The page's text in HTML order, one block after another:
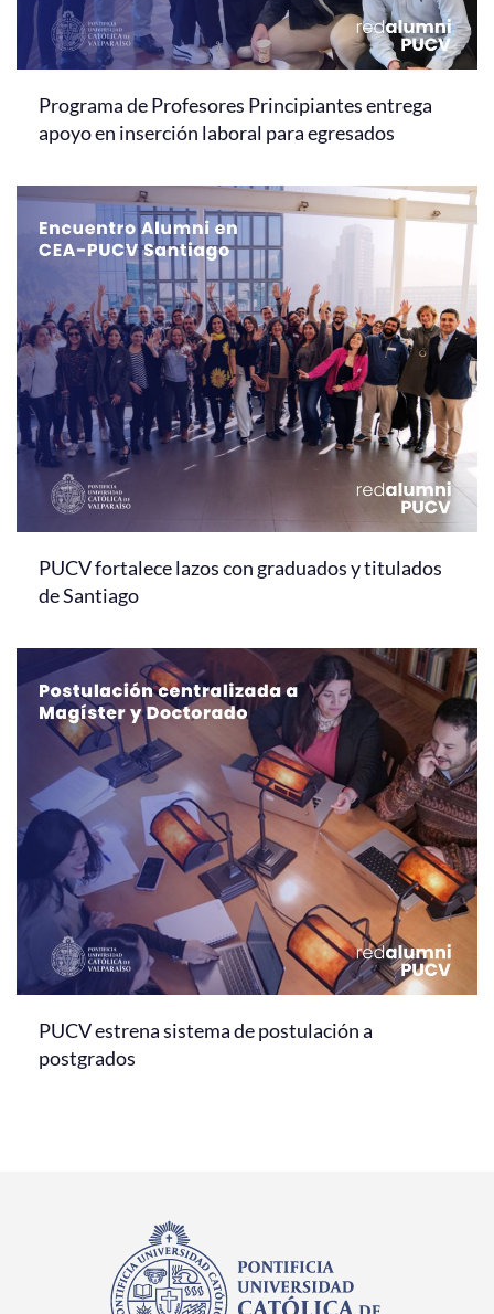
Programa de Profesores Principiantes entrega
apoyo en inserción laboral para egresados
PUCV fortalece lazos con graduados y titulados
de Santiago
PUCV estrena sistema de postulación a
postgrados